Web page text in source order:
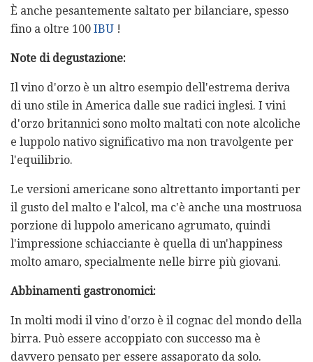
È anche pesantemente saltato per bilanciare, spesso
fino a oltre 100 IBU !
Note di degustazione:
Il vino d'orzo è un altro esempio dell'estrema deriva
di uno stile in America dalle sue radici inglesi. I vini
d'orzo britannici sono molto maltati con note alcoliche
e luppolo nativo significativo ma non travolgente per
l'equilibrio.
Le versioni americane sono altrettanto importanti per
il gusto del malto e l'alcol, ma c'è anche una mostruosa
porzione di luppolo americano agrumato, quindi
l'impressione schiacciante è quella di un'happiness
molto amaro, specialmente nelle birre più giovani.
Abbinamenti gastronomici:
In molti modi il vino d'orzo è il cognac del mondo della
birra. Può essere accoppiato con successo ma è
davvero pensato per essere assaporato da solo.